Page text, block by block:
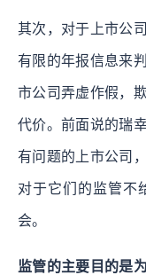
其次，对于上市公
有限的年报信息来
市公司弄虚作假，
代价。前面说的瑞
有问题的上市公司
对于它们的监管不
会。
监管的主要目的是